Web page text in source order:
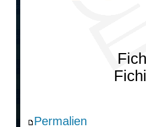
Permalien